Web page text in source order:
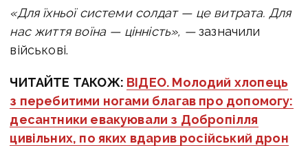
«Для їхньої системи солдат — це витрата. Для
нас життя воїна — цінність», —зазначили
військові.
ЧИТАЙТЕ ТАКОЖ: ВІДЕО. Молодий хлопець
з перебитими ногами благав про допомогу:
десантники евакуювали з Добропілля
цивільних, по яких вдарив російський дрон